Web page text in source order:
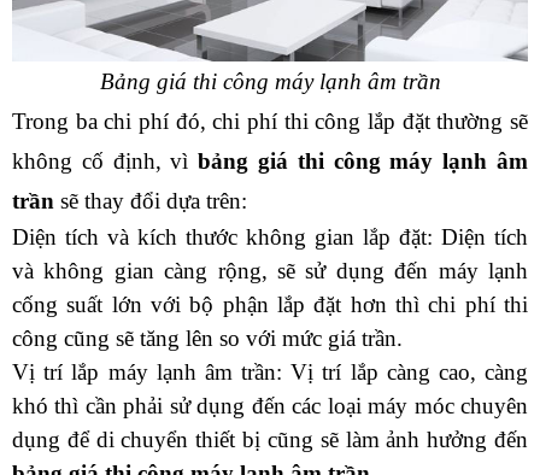
Bảng giá thi công máy lạnh âm trần
Trong ba chi phí đó, chi phí thi công lắp đặt thường sẽ
không cố định, vì bảng giá thi công máy lạnh âm
trần sẽ thay đổi dựa trên:
Diện tích và kích thước không gian lắp đặt: Diện tích
và không gian càng rộng, sẽ sử dụng đến máy lạnh
cống suất lớn với bộ phận lắp đặt hơn thì chi phí thi
công cũng sẽ tăng lên so với mức giá trần.
Vị trí lắp máy lạnh âm trần: Vị trí lắp càng cao, càng
khó thì cần phải sử dụng đến các loại máy móc chuyên